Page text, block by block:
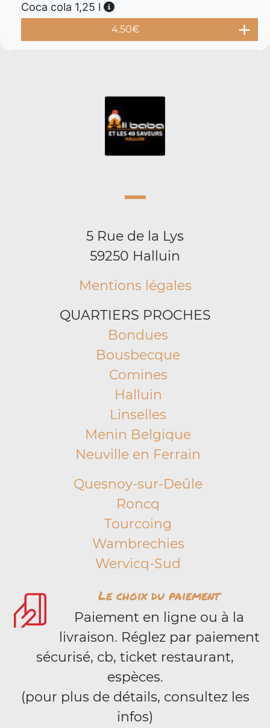
Coca cola 1,25 l
4.50€
5 Rue de la Lys
59250 Halluin
Mentions légales
QUARTIERS PROCHES
Bondues
Bousbecque
Comines
Halluin
Linselles
Menin Belgique
Neuville en Ferrain
Quesnoy-sur-Deûle
Roncq
Tourcoing
Wambrechies
Wervicq-Sud
Le choix du paiement
Paiement en ligne ou à la
livraison. Réglez par paiement
sécurisé, cb, ticket restaurant,
espèces.
(pour plus de détails, consultez les
infos)